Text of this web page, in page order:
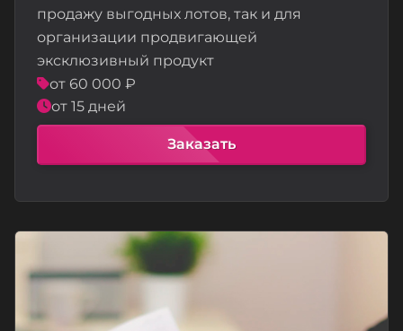
продажу выгодных лотов, так и для
организации продвигающей
эксклюзивный продукт
от 60 000 ₽
от 15 дней
Заказать